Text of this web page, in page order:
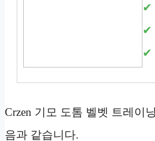
Crzen 기모 도톰 벨벳 트레이
음과 같습니다.